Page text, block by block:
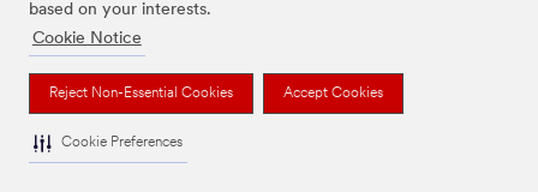
based on your interests.
Cookie Notice
Reject Non-Essential Cookies Accept Cookies
Cookie Preferences